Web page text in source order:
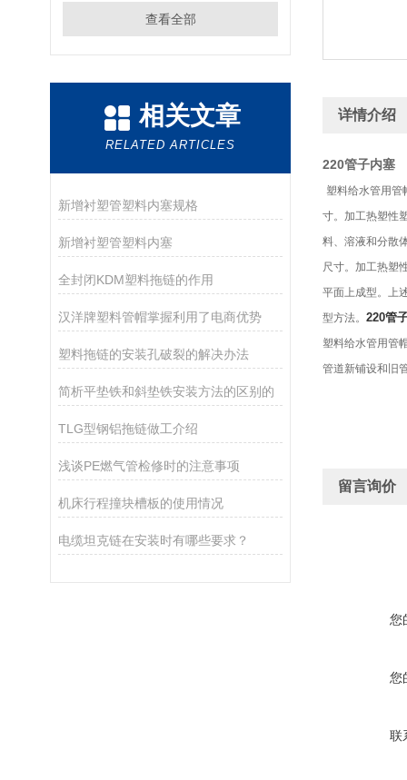
查看全部
相关文章
RELATED ARTICLES
新增衬塑管塑料内塞规格
新增衬塑管塑料内塞
全封闭KDM塑料拖链的作用
汉洋牌塑料管帽掌握利用了电商优势
塑料拖链的安装孔破裂的解决办法
简析平垫铁和斜垫铁安装方法的区别的
TLG型钢铝拖链做工介绍
浅谈PE燃气管检修时的注意事项
机床行程撞块槽板的使用情况
电缆坦克链在安装时有哪些要求？
详情介绍
220管子内塞
塑料给水管用管
寸。加工热塑性
料、溶液和分散
尺寸。加工热塑
平面上成型。上
型方法。 220管
塑料给水管用管
管道新铺设和旧
留言询价
您
您
联